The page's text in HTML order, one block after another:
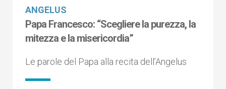
ANGELUS
Papa Francesco: “Scegliere la purezza, la
mitezza e la misericordia”
Le parole del Papa alla recita dell’Angelus